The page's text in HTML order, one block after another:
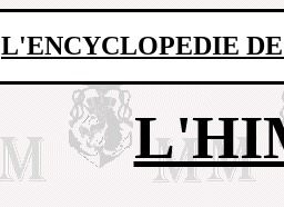
L'ENCYCLOPEDIE